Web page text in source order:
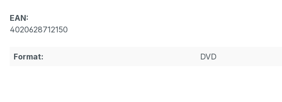
EAN:
4020628712150
Format: DVD